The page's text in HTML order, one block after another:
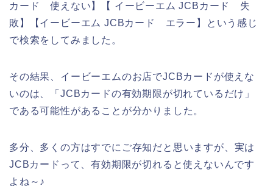
カード 使えない】【 イービーエム JCBカード 失
敗】【イービーエム JCBカード エラー】という感じ
で検索をしてみました。
その結果、イービーエムのお店でJCBカードが使えな
いのは、「JCBカードの有効期限が切れているだけ」
である可能性があることが分かりました。
多分、多くの方はすでにご存知だと思いますが、実は
JCBカードって、有効期限が切れると使えないんです
よね～♪